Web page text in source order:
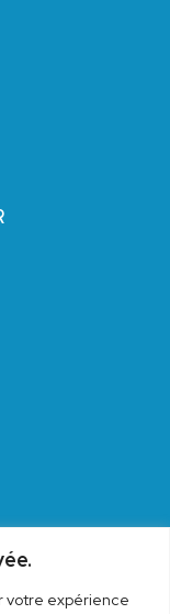
votre expérience